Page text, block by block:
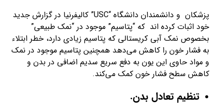
پزشکان و دانشمندان دانشگاه “USC” کالیفرنیا در گزارش جدید
خود اثبات کرده اند که “پتاسیم” موجود در “نمک طبیعی”
بخصوص نمک آبی کریستالی که پتاسیم زیادی دارد، خطر ابتلاء
به فشار خون را کاهش می‌دهد همچنین پتاسیم موجود در نمک
و مواد حاوی این یون به دفع سریع سدیم اضافی در بدن و
کاهش سطح فشار خون کمک می‌کند.
تنظیم تعادل بدن.